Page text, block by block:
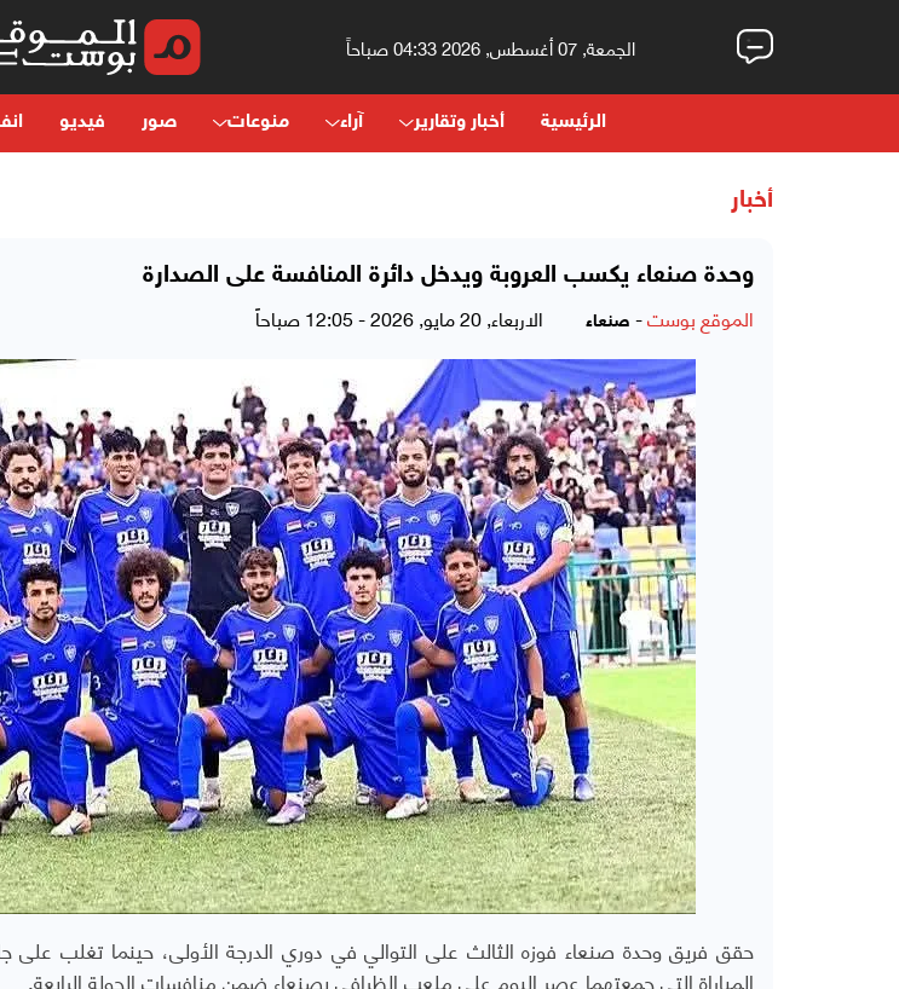
الجمعة, 07 أغسطس, 2026 04:33 صباحاً
الرئيسية أخبار وتقارير آراء منوعات صور فيديو
أخبار
وحدة صنعاء يكسب العروبة ويدخل دائرة المنافسة على الصدارة
الموقع بوست- صنعاء الاربعاء, 20 مايو, 2026 - 12:05 صباحاً
حقق فريق وحدة صنعاء فوزه الثالث على التوالي في دوري الدرجة الأولى، حينما تغلب على
المباراة التي جمعتهما عصر اليوم على ملعب الظرافي بصنعاء ضمن منافسات الجولة الرابعة.